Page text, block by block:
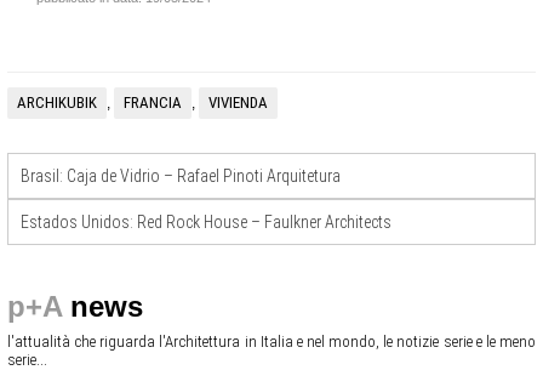
ARCHIKUBIK , FRANCIA , VIVIENDA
Brasil: Caja de Vidrio – Rafael Pinoti Arquitetura
Estados Unidos: Red Rock House – Faulkner Architects
p+A news
l'attualità che riguarda l'Architettura in Italia e nel mondo, le notizie serie e le meno
serie...